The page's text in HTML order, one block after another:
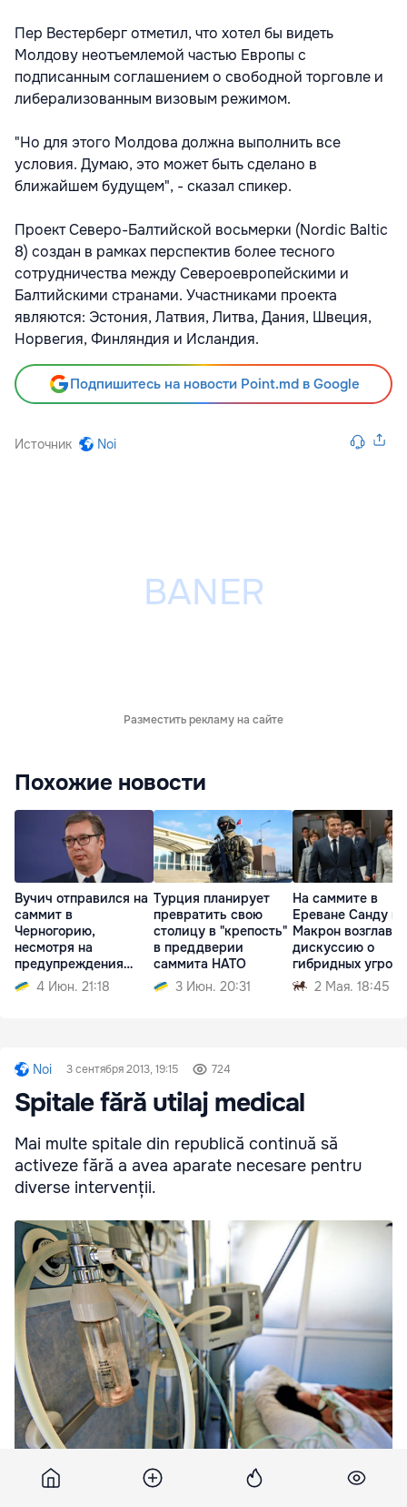
Пер Вестерберг отметил, что хотел бы видеть
Молдову неотъемлемой частью Европы с
подписанным соглашением о свободной торговле и
либерализованным визовым режимом.
"Но для этого Молдова должна выполнить все
условия. Думаю, это может быть сделано в
ближайшем будущем", - сказал спикер.
Проект Северо-Балтийской восьмерки (Nordic Baltic
8) создан в рамках перспектив более тесного
сотрудничества между Североевропейскими и
Балтийскими странами. Участниками проекта
являются: Эстония, Латвия, Литва, Дания, Швеция,
Норвегия, Финляндия и Исландия.
Подпишитесь на новости Point.md в Google
Источник Noi
Разместить рекламу на сайте
Похожие новости
Вучич отправился на
саммит в
Черногорию,
несмотря на
предупреждения
разведки
4 Июн. 21:18
Турция планирует
превратить свою
столицу в "крепость"
в преддверии
саммита НАТО
3 Июн. 20:31
На саммите в
Ереване Санду и
Макрон возглавят
дискуссию о
гибридных
2 Мая. 18:45
Noi 3 сентября 2013, 19:15 724
Spitale fără utilaj medical
Mai multe spitale din republică continuă să
activeze fără a avea aparate necesare pentru
diverse intervenții.
Astfel, unele instituții ar avea nevoie de circa 50 de bormașini